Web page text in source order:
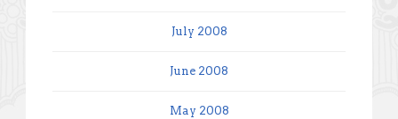
July 2008
June 2008
May 2008